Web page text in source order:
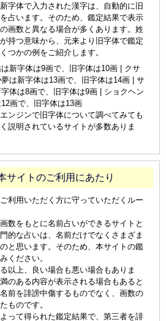
字体で入力された漢字は、自動的に旧
占います。そのため、鑑定結果で表示
画数と異なる場合が多くあります。姓
持つ意味から、元来より旧字体で鑑定
つかの例をご紹介します。
新字体は9画で、旧字体は10画 | クサ
は新字体は13画で、旧字体は14画 | サ
体は8画で、旧字体は9画 | ショクヘン
画で、旧字体は13画
ンジンで旧字体について調べてみても
説明されているサイトが多数ありま
サイトのご利用にあたり
利用いただく方に守っていただくルー
数をもとに名前占いができるサイトと
的な占いは、名前だけでなくさまざま
と思います。そのため、本サイトの鑑
ください。
以上、良い場合も悪い場合もありま
のある内容が表示される場合もあると
前を誹謗中傷するものでなく、画数の
ものです。
って得られた鑑定結果で、第三者を誹